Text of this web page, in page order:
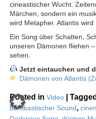
cineastischer Wucht.
Märchen, sondern ein
wird Metapher. Atlantis wird
Ein Song über Schatten,
unseren Dämonen fliehen
sehen.
Jetzt eintauchen und
Dämonen von Atlantis
Posted in Video Tagged
bombastischer Sound,